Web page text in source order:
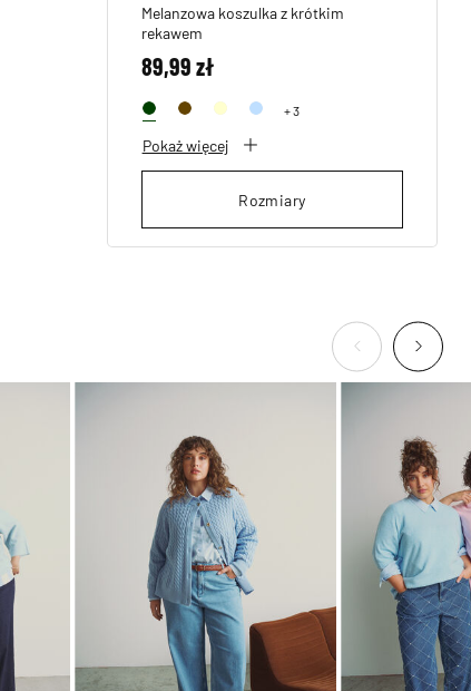
Melanzowa koszulka z krótkim
rekawem
89,99 zł
+ 3
Pokaż więcej
Rozmiary